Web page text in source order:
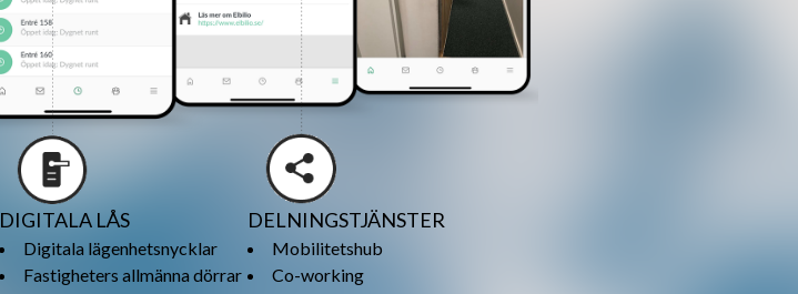
DIGITALA LÅS
Digitala lägenhetsnycklar
Fastigheters allmänna dörrar
DELNINGSTJÄNSTER
Mobilitetshub
Co-working